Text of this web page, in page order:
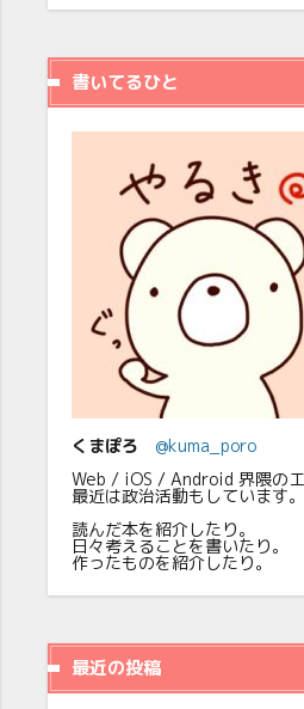
書いてるひと
くまぽろ
@kuma_poro
Web / iOS / Android 界隈のエ
最近は政治活動もしています。
読んだ本を紹介したり。
日々考えることを書いたり。
作ったものを紹介したり。
最近の投稿